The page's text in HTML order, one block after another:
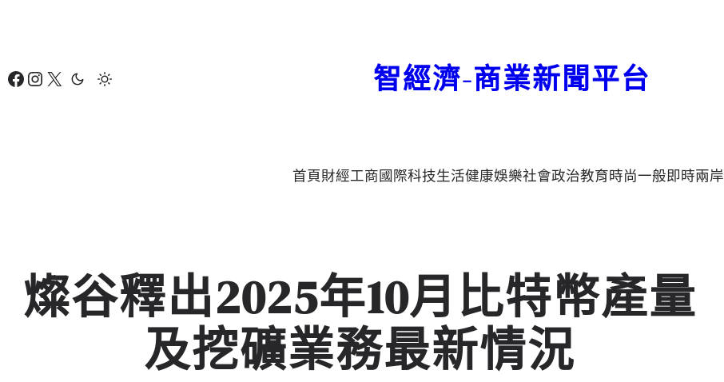
要
Facebook Instagram X 智經濟-商業新聞平台
首頁財經工商國際科技生活健康娛樂社會政治教育時尚一般即時兩岸
燦谷釋出2025年10月比特幣產量
及挖礦業務最新情況